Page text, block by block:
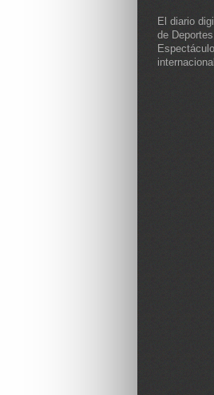
El diario
de